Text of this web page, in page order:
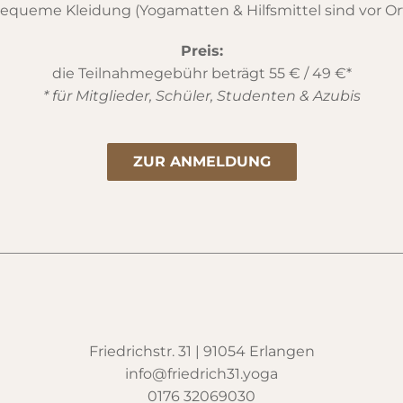
Kleidung (Yogamatten & Hilfsmittel sind vor
Preis:
die Teilnahmegebühr beträgt 55 € / 49 €*
* für Mitglieder, Schüler, Studenten & Azubis
ZUR ANMELDUNG
Friedrichstr. 31 | 91054 Erlangen
info@friedrich31.yoga
0176 32069030